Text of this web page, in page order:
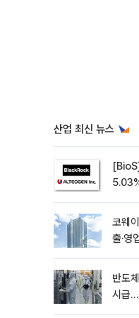
산업 최신 뉴스
코웨
출·영
반도
시급…